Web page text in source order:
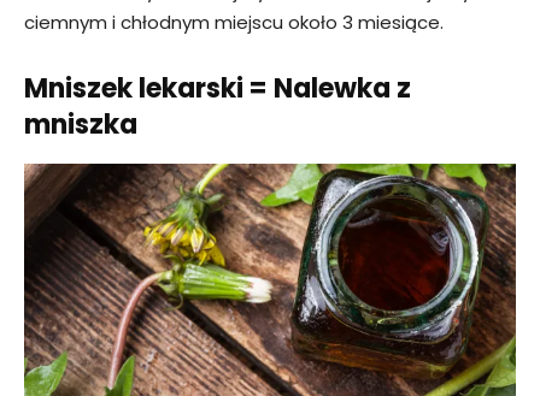
ciemnym i chłodnym miejscu około 3 miesiące.
Mniszek lekarski = Nalewka z
mniszka